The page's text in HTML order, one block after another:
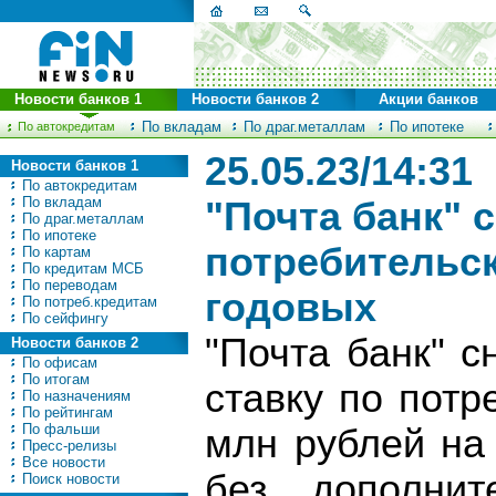
По автокредитам По вкладам По драг.металлам По ипотеке
Новости банков 1 Новости банков 2 Акции банков
Новости банков 1
По автокредитам
По вкладам
По драг.металлам
По ипотеке
По картам
По кредитам МСБ
По переводам
По потреб.кредитам
По сейфингу
Новости банков 2
По офисам
По итогам
По назначениям
По рейтингам
По фальши
Пресс-релизы
Все новости
Поиск новости
25.05.23/14:31
"Почта банк"
годовых
"Почта банк"
ставку по
млн рублей